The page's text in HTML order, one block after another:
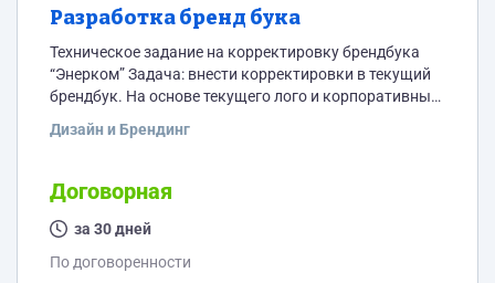
Разработка бренд бука
Техническое задание на корректировку брендбука
“Энерком” Задача: внести корректировки в текущий
брендбук. На основе текущего лого и корпоративных
логотипа (в текущем файле ошибка - неверное
компании. Дескриптор должен совпадать с буквой n)
Создать макеты дизайна для следующих носителей:
папка для документов, формат А4 (вертикальная)
выравнивание текста визитка ручка...
Дизайн и Брендинг
Договорная
за 30 дней
По договоренности